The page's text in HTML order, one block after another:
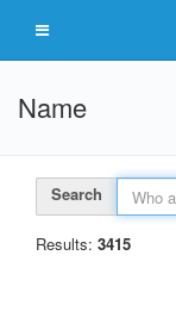
Name
Search
Results: 3415